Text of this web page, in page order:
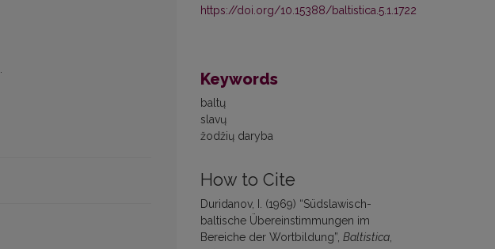
https://doi.org/10.15388/baltistica.5.1.1722
Keywords
baltų
slavų
žodžių daryba
How to Cite
Duridanov, I. (1969) “Südslawisch-
baltische Übereinstimmungen im
Bereiche der Wortbildung”, Baltistica